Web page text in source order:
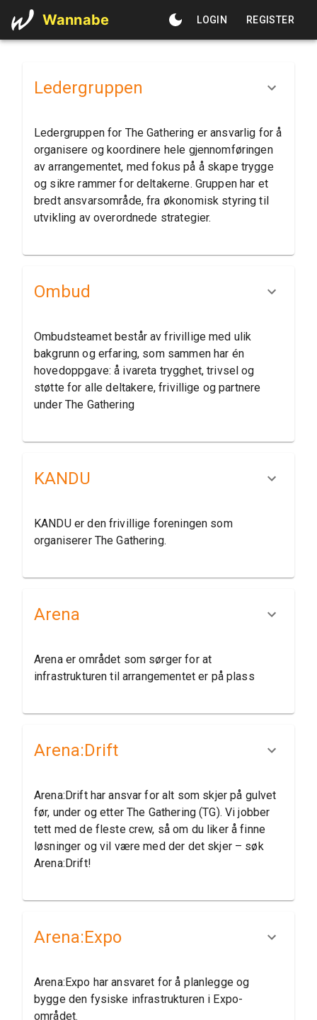
Wannabe LOGIN REGISTER
Ledergruppen
Ledergruppen for The Gathering er ansvarlig for å
organisere og koordinere hele gjennomføringen
av arrangementet, med fokus på å skape trygge
og sikre rammer for deltakerne. Gruppen har et
bredt ansvarsområde, fra økonomisk styring til
utvikling av overordnede strategier.
Ombud
Ombudsteamet består av frivillige med ulik
bakgrunn og erfaring, som sammen har én
hovedoppgave: å ivareta trygghet, trivsel og
støtte for alle deltakere, frivillige og partnere
under The Gathering
KANDU
KANDU er den frivillige foreningen som
organiserer The Gathering.
Arena
Arena er området som sørger for at
infrastrukturen til arrangementet er på plass
Arena:​Drift
Arena:Drift har ansvar for alt som skjer på gulvet
før, under og etter The Gathering (TG). Vi jobber
tett med de fleste crew, så om du liker å finne
løsninger og vil være med der det skjer – søk
Arena:Drift!
Arena:​Expo
Arena:Expo har ansvaret for å planlegge og
bygge den fysiske infrastrukturen i Expo-
området.